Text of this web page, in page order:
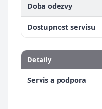
Doba odezvy
Dostupnost servisu
Detaily
Servis a podpora